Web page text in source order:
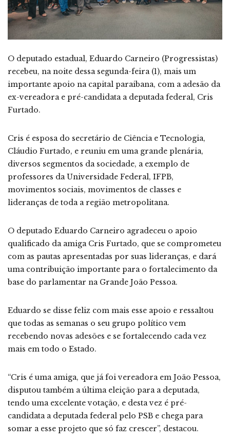
O deputado estadual, Eduardo Carneiro (Progressistas)
recebeu, na noite dessa segunda-feira (1), mais um
importante apoio na capital paraibana, com a adesão da
ex-vereadora e pré-candidata a deputada federal, Cris
Furtado.
Cris é esposa do secretário de Ciência e Tecnologia,
Cláudio Furtado, e reuniu em uma grande plenária,
diversos segmentos da sociedade, a exemplo de
professores da Universidade Federal, IFPB,
movimentos sociais, movimentos de classes e
lideranças de toda a região metropolitana.
O deputado Eduardo Carneiro agradeceu o apoio
qualificado da amiga Cris Furtado, que se comprometeu
com as pautas apresentadas por suas lideranças, e dará
uma contribuição importante para o fortalecimento da
base do parlamentar na Grande João Pessoa.
Eduardo se disse feliz com mais esse apoio e ressaltou
que todas as semanas o seu grupo político vem
recebendo novas adesões e se fortalecendo cada vez
mais em todo o Estado.
“Cris é uma amiga, que já foi vereadora em João Pessoa,
disputou também a última eleição para a deputada,
tendo uma excelente votação, e desta vez é pré-
candidata a deputada federal pelo PSB e chega para
somar a esse projeto que só faz crescer”, destacou.